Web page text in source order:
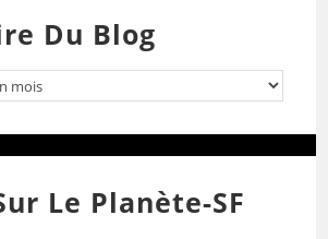
Du Blog
Le Planète-SF